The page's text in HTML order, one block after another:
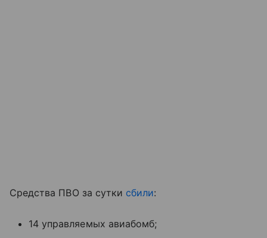
Средства ПВО за сутки сбили:
14 управляемых авиабомб;